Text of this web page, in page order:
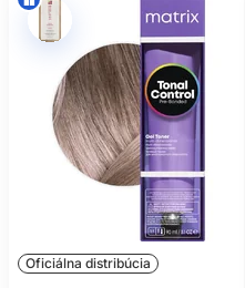
Oficiálna distribúcia